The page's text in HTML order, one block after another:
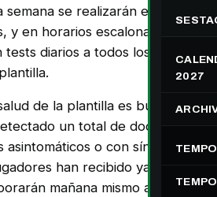
2027
semana se realizarán en grupos
y en horarios escalonados. A
diarios a todos los
de la plantilla es bueno.
un total de doce
asintomáticos o con síntomas
han recibido ya el alta
mañana mismo a los